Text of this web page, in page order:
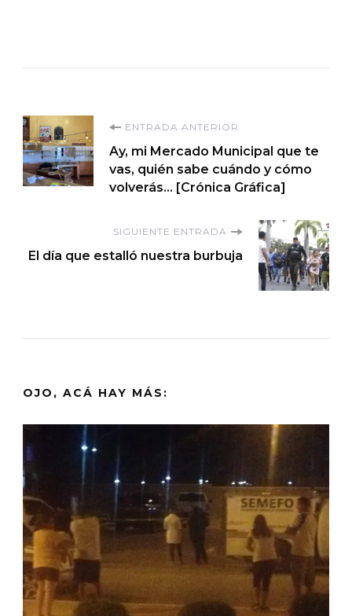
Navegación
de
ENTRADA ANTERIOR
Ay, mi Mercado Municipal que te
vas, quién sabe cuándo y cómo
volverás… [Crónica Gráfica]
SIGUIENTE ENTRADA
El día que estalló nuestra burbuja
OJO, ACÁ HAY MÁS: